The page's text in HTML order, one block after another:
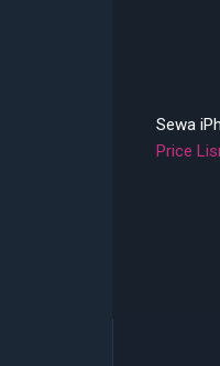
Sewa
Price